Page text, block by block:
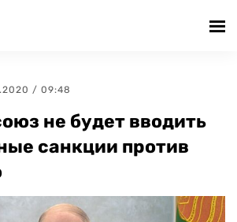
/ 09:48
не будет вводить
санкции против